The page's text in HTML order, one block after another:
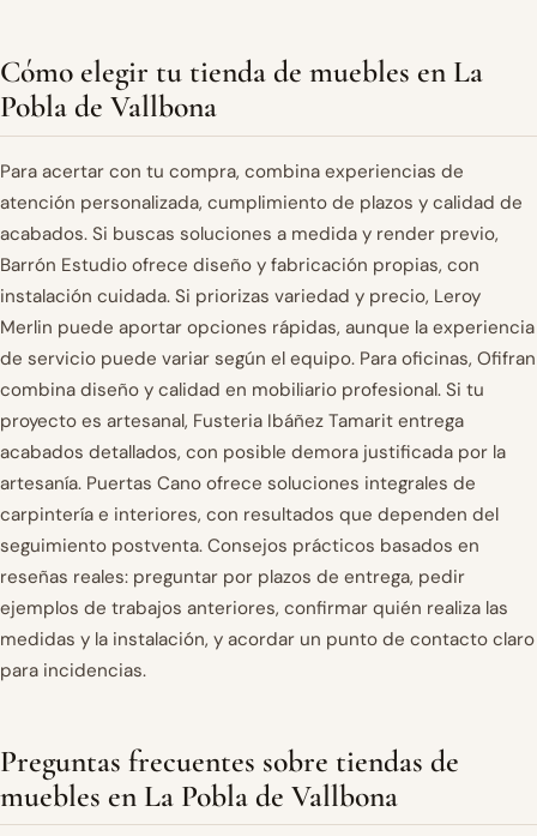
Cómo elegir tu tienda de muebles en La
Pobla de Vallbona
Para acertar con tu compra, combina experiencias de
atención personalizada, cumplimiento de plazos y calidad de
acabados. Si buscas soluciones a medida y render previo,
Barrón Estudio ofrece diseño y fabricación propias, con
instalación cuidada. Si priorizas variedad y precio, Leroy
Merlin puede aportar opciones rápidas, aunque la experiencia
de servicio puede variar según el equipo. Para oficinas, Ofifran
combina diseño y calidad en mobiliario profesional. Si tu
proyecto es artesanal, Fusteria Ibáñez Tamarit entrega
acabados detallados, con posible demora justificada por la
artesanía. Puertas Cano ofrece soluciones integrales de
carpintería e interiores, con resultados que dependen del
seguimiento postventa. Consejos prácticos basados en
reseñas reales: preguntar por plazos de entrega, pedir
ejemplos de trabajos anteriores, confirmar quién realiza las
medidas y la instalación, y acordar un punto de contacto claro
para incidencias.
Preguntas frecuentes sobre tiendas de
muebles en La Pobla de Vallbona